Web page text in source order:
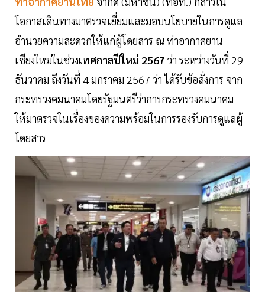
โอกาสเดินทางมาตรวจเยี่ยมและมอบนโยบายในการดูแล
อำนวยความสะดวกให้แก่ผู้โดยสาร ณ ท่าอากาศยาน
เชียงใหม่ในช่วงเทศกาลปีใหม่ 2567 ว่า ระหว่างวันที่ 29
ธันวาคม ถึงวันที่ 4 มกราคม 2567 ว่า ได้รับข้อสั่งการ จาก
กระทรวงคมนาคมโดยรัฐมนตรีว่าการกระทรวงคมนาคม
ให้มาตรวจในเรื่องของความพร้อมในการรองรับการดูแลผู้
โดยสาร